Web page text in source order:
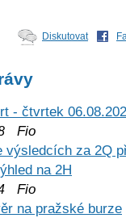
Diskutovat
- čtvrtek
Fio
výsledcích za 2Q
na 2H
Fio
na pražské burze